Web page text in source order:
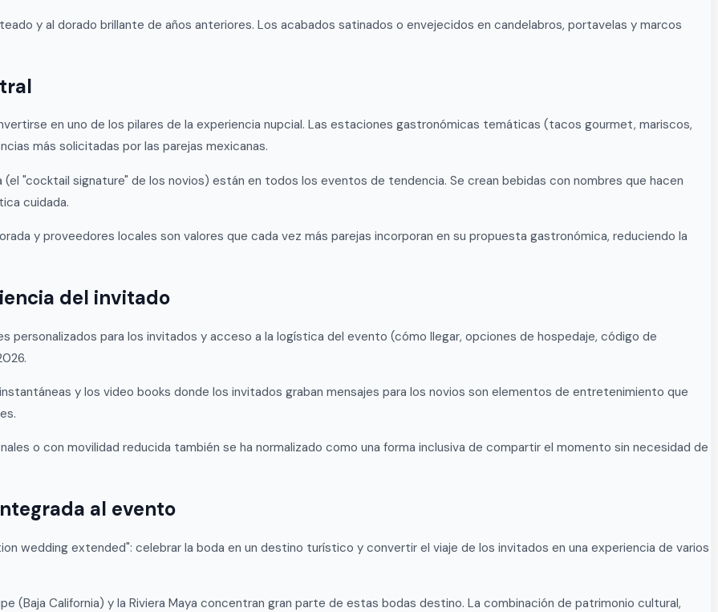
y al dorado brillante de años anteriores. Los acabados satinados o envejecidos en candelabros, portavelas y marcos
en uno de los pilares de la experiencia nupcial. Las estaciones gastronómicas temáticas (tacos gourmet, mariscos,
más solicitadas por las parejas mexicanas.
"cocktail signature" de los novios) están en todos los eventos de tendencia. Se crean bebidas con nombres que hacen
cuidada.
y proveedores locales son valores que cada vez más parejas incorporan en su propuesta gastronómica, reduciendo la
del invitado
personalizados para los invitados y acceso a la logística del evento (cómo llegar, opciones de hospedaje, código de
y los video books donde los invitados graban mensajes para los novios son elementos de entretenimiento que
o con movilidad reducida también se ha normalizado como una forma inclusiva de compartir el momento sin necesidad de
al evento
wedding extended": celebrar la boda en un destino turístico y convertir el viaje de los invitados en una experiencia de varios
(Baja California) y la Riviera Maya concentran gran parte de estas bodas destino. La combinación de patrimonio cultural,